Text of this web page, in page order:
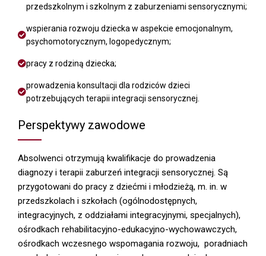
przedszkolnym i szkolnym z zaburzeniami sensorycznymi;
wspierania rozwoju dziecka w aspekcie emocjonalnym,
psychomotorycznym, logopedycznym;
pracy z rodziną dziecka;
prowadzenia konsultacji dla rodziców dzieci
potrzebujących terapii integracji sensorycznej.
Perspektywy zawodowe
Absolwenci otrzymują kwalifikacje do prowadzenia
diagnozy i terapii zaburzeń integracji sensorycznej. Są
przygotowani do pracy z dziećmi i młodzieżą, m. in. w
przedszkolach i szkołach (ogólnodostępnych,
integracyjnych, z oddziałami integracyjnymi, specjalnych),
ośrodkach rehabilitacyjno-edukacyjno-wychowawczych,
ośrodkach wczesnego wspomagania rozwoju, poradniach